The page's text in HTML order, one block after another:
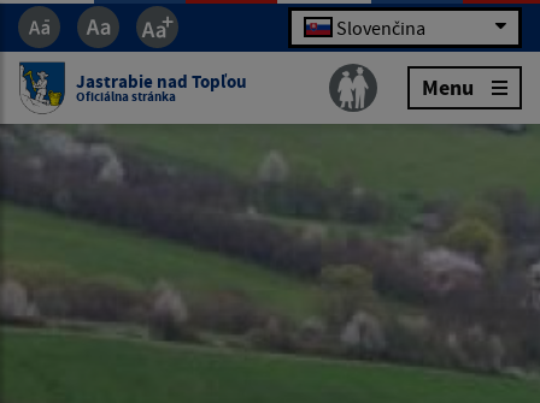
Slovenčina
Jastrabie nad Topľou
Oficiálna stránka Menu